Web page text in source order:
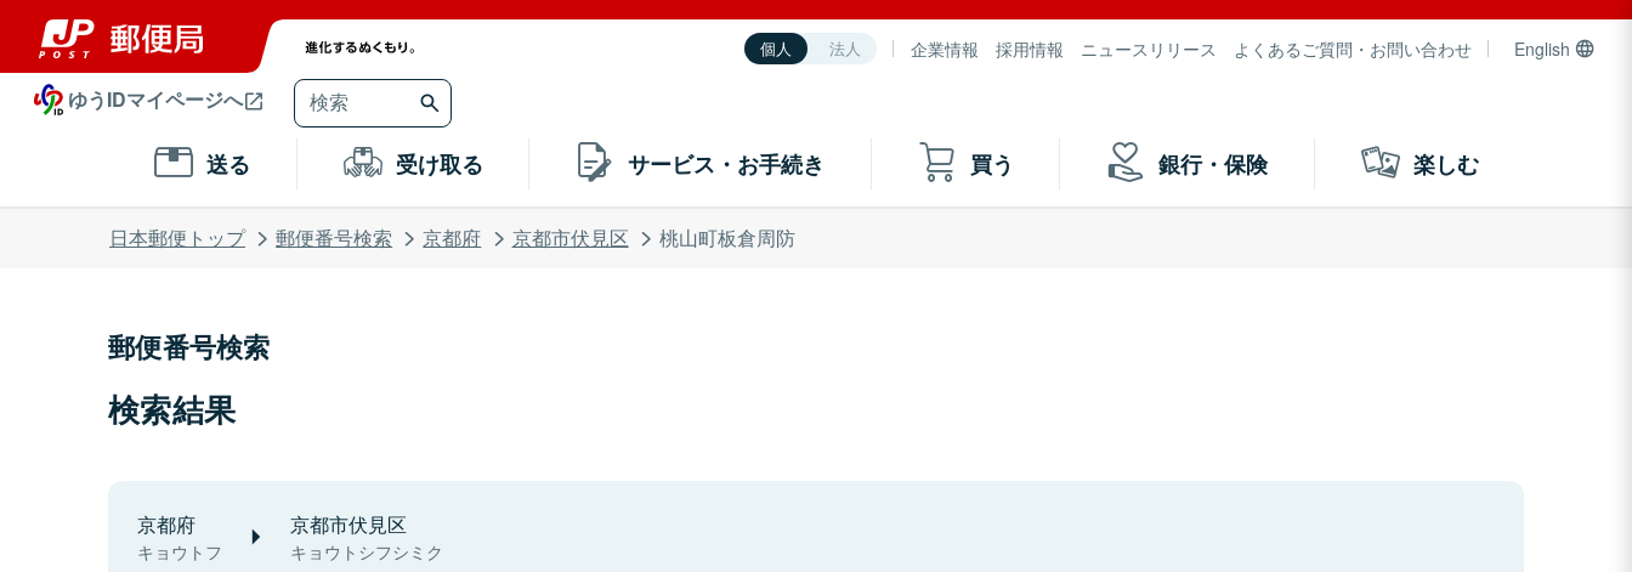
個人 法人 企業情報 採用情報 ニュースリリース よくあるご質問・お問い合わせ English
ゆうIDマイページへ
送る 受け取る サービス・お手続き 買う 銀行・保険 楽しむ
日本郵便トップ 郵便番号検索 京都府 京都市伏見区 桃山町板倉周防
郵便番号検索
検索結果
京都府
キョウトフ
京都市伏見区
キョウトシフシミク